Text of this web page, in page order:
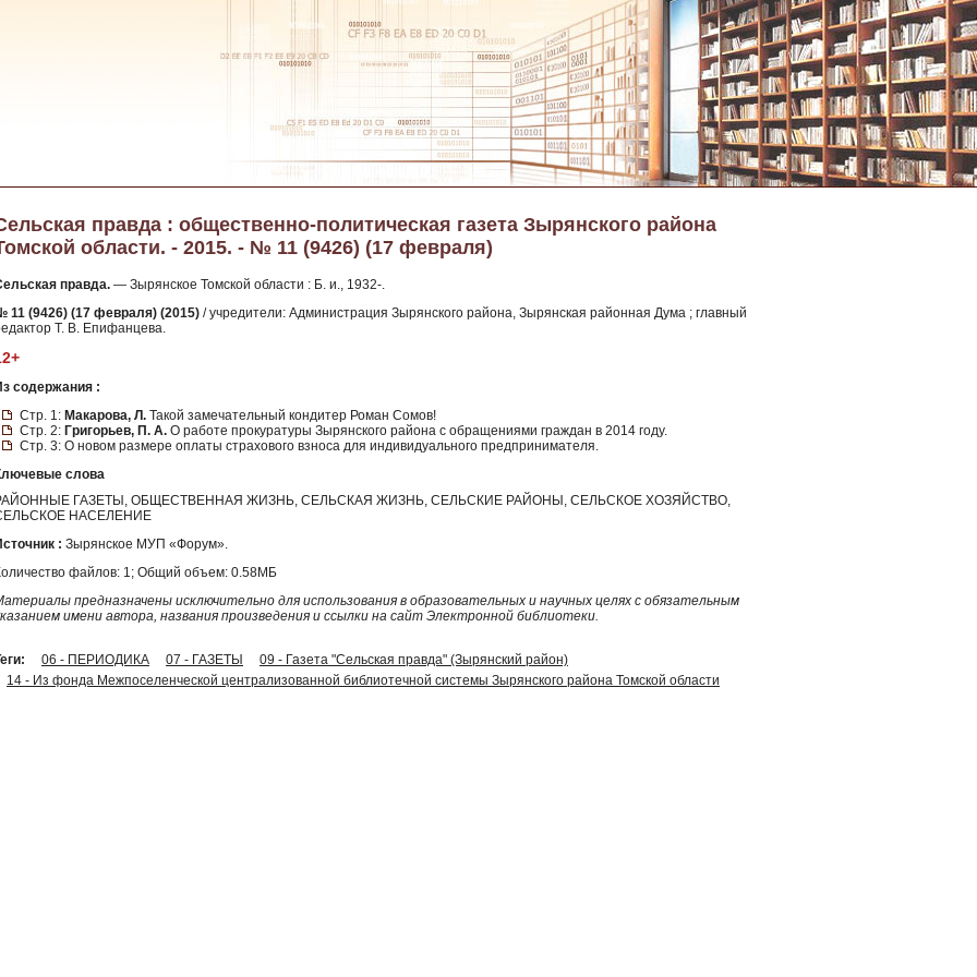
правда : общественно-политическая газета Зырянского района
области. - 2015. - № 11 (9426) (17 февраля)
правда. — Зырянское Томской области : Б. и., 1932-.
11 (9426) (17 февраля) (2015) / учредители: Администрация Зырянского района, Зырянская районная Дума ; главный
Т. В. Епифанцева.
содержания :
Стр. 1: Макарова, Л. Такой замечательный кондитер Роман Сомов!
Стр. 2: Григорьев, П. А. О работе прокуратуры Зырянского района с обращениями граждан в 2014 году.
Стр. 3: О новом размере оплаты страхового взноса для индивидуального предпринимателя.
слова
ГАЗЕТЫ, ОБЩЕСТВЕННАЯ ЖИЗНЬ, СЕЛЬСКАЯ ЖИЗНЬ, СЕЛЬСКИЕ РАЙОНЫ, СЕЛЬСКОЕ ХОЗЯЙСТВО,
НАСЕЛЕНИЕ
: Зырянское МУП «Форум».
файлов: 1; Общий объем: 0.58МБ
предназначены исключительно для использования в образовательных и научных целях с обязательным
имени автора, названия произведения и ссылки на сайт Электронной библиотеки.
06 - ПЕРИОДИКА 07 - ГАЗЕТЫ
09 - Газета "Сельская правда" (Зырянский район)
14 - Из фонда Межпоселенческой централизованной библиотечной системы Зырянского района Томской области